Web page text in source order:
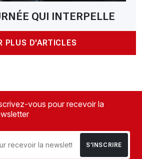
QUI INTERPELLE
PLUS D'ARTICLES
vous pour recevoir la
S’INSCRIRE